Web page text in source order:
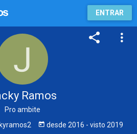
ENTRAR
Ramos
Pro ambite
desde 2016 - visto 2019